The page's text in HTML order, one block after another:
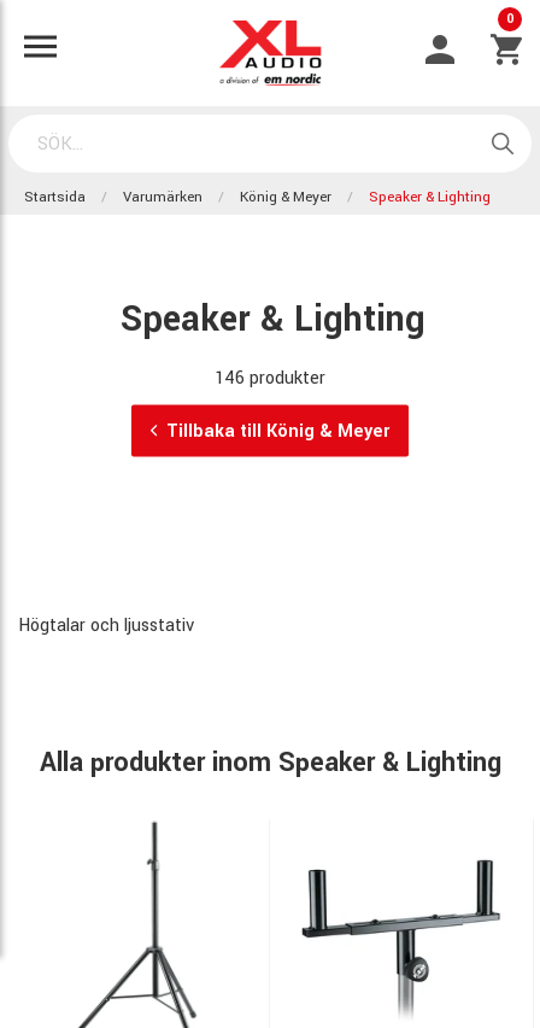
0
Startsida Varumärken König & Meyer Speaker & Lighting
Speaker & Lighting
146 produkter
Tillbaka till König & Meyer
Högtalar och ljusstativ
Alla produkter inom Speaker & Lighting